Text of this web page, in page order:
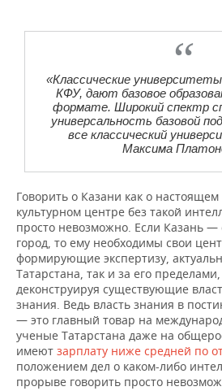
«Классические
КФУ, дают базовое
формате. Широкий спектр
универсальность базовой
все классический
Максима
Говорить о Казани как о
культурном центре без такой
просто невозможно. Если Казань —
город, то ему необходимы свои
формирующие экспертизу,
Татарстана, так и за его
деконструируя существующие
знания. Ведь власть знания в
— это главный товар на
ученые Татарстана даже на
имеют зарплату ниже средней по
положением дел о каком-либо
прорыве говорить просто